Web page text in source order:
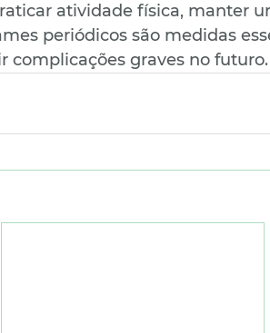
atividade física, manter
periódicos são medidas
complicações graves no futuro.